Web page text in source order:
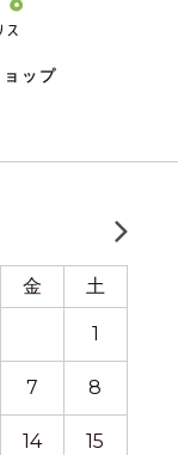
ップ
金 土
1
7 8
14 15